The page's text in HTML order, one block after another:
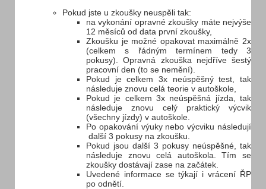
Pokud jste u zkoušky neuspěli tak:
na vykonání opravné zkoušky máte nejvýše
12 měsíců od data první zkoušky,
Zkoušku je možné opakovat maximálně 2x
(celkem s řádným termínem tedy 3
pokusy). Opravná zkouška nejdříve šestý
pracovní den (to se nemění).
Pokud je celkem 3x neúspěšný test, tak
následuje znovu celá teorie v autoškole,
Pokud je celkem 3x neúspěšná jízda, tak
následuje znovu celý praktický výcvik
(všechny jízdy) v autoškole.
Po opakování výuky nebo výcviku následují
další 3 pokusy na zkoušku.
Pokud jsou další 3 pokusy neúspěšné, tak
následuje znovu celá autoškola. Tím se
zkoušky dostávají zase na začátek.
Uvedené informace se týkají i vrácení ŘP
po odnětí.